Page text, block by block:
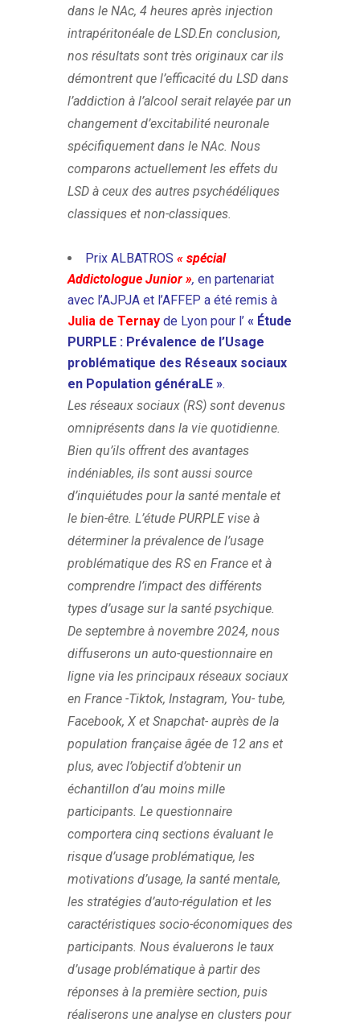
dans le NAc, 4 heures après injection
intrapéritonéale de LSD.En conclusion,
nos résultats sont très originaux car ils
démontrent que l’efficacité du LSD dans
l’addiction à l’alcool serait relayée par un
changement d’excitabilité neuronale
spécifiquement dans le NAc. Nous
comparons actuellement les effets du
LSD à ceux des autres psychédéliques
classiques et non-classiques.
Prix ALBATROS « spécial
Addictologue Junior », en partenariat
avec l’AJPJA et l’AFFEP a été remis à
Julia de Ternay de Lyon pour l’ « Étude
PURPLE : Prévalence de l’Usage
problématique des Réseaux sociaux
en Population généraLE ».
Les réseaux sociaux (RS) sont devenus
omniprésents dans la vie quotidienne.
Bien qu’ils offrent des avantages
indéniables, ils sont aussi source
d’inquiétudes pour la santé mentale et
le bien-être. L’étude PURPLE vise à
déterminer la prévalence de l’usage
problématique des RS en France et à
comprendre l’impact des différents
types d’usage sur la santé psychique.
De septembre à novembre 2024, nous
diffuserons un auto-questionnaire en
ligne via les principaux réseaux sociaux
en France -Tiktok, Instagram, You- tube,
Facebook, X et Snapchat- auprès de la
population française âgée de 12 ans et
plus, avec l’objectif d’obtenir un
échantillon d’au moins mille
participants. Le questionnaire
comportera cinq sections évaluant le
risque d’usage problématique, les
motivations d’usage, la santé mentale,
les stratégies d’auto-régulation et les
caractéristiques socio-économiques des
participants. Nous évaluerons le taux
d’usage problématique à partir des
réponses à la première section, puis
réaliserons une analyse en clusters pour